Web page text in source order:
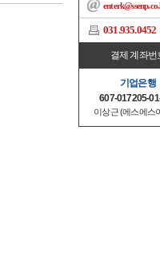
031.935.0452
결제 계좌번
기업은행
607-017205-
이상근 (에스에스